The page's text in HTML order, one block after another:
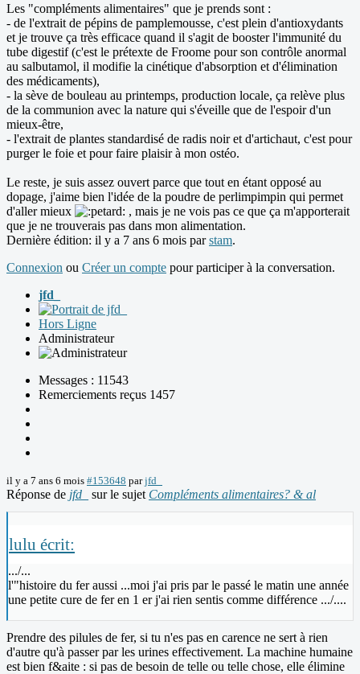
Les "compléments alimentaires" que je prends sont :
- de l'extrait de pépins de pamplemousse, c'est plein d'antioxydants
et je trouve ça très efficace quand il s'agit de booster l'immunité du
tube digestif (c'est le prétexte de Froome pour son contrôle anormal
au salbutamol, il modifie la cinétique d'absorption et d'élimination
des médicaments),
- la sève de bouleau au printemps, production locale, ça relève plus
de la communion avec la nature qui s'éveille que de l'espoir d'un
mieux-être,
- l'extrait de plantes standardisé de radis noir et d'artichaut, c'est pour
purger le foie et pour faire plaisir à mon ostéo.
Le reste, je suis assez ouvert parce que tout en étant opposé au
dopage, j'aime bien l'idée de la poudre de perlimpimpin qui permet
d'aller mieux
, mais je ne vois pas ce que ça m'apporterait
que je ne trouverais pas dans mon alimentation.
Dernière édition: il y a 7 ans 6 mois parstam.
Connexion ou Créer un compte pour participer à la conversation.
jfd_
Hors Ligne
Administrateur
Messages : 11543
Remerciements reçus 1457
il y a 7 ans 6 mois #153648 parjfd_
Réponse de jfd_ sur le sujet Compléments alimentaires? & al
lulu écrit:
.../...
l'"histoire du fer aussi ...moi j'ai pris par le passé le matin une année
une petite cure de fer en 1 er j'ai rien sentis comme différence .../....
Prendre des pilules de fer, si tu n'es pas en carence ne sert à rien
d'autre qu'à passer par les urines effectivement. La machine humaine
est bien f&aite : si pas de besoin de telle ou telle chose, elle élimine